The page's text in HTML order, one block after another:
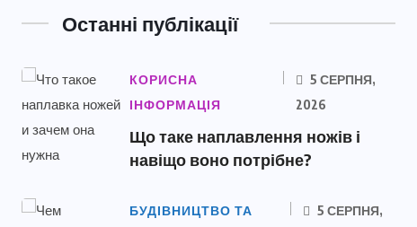
Останні публікації
КОРИСНА
ІНФОРМАЦІЯ
5 СЕРПНЯ,
2026
Що таке наплавлення ножів і
навіщо воно потрібне?
БУДІВНИЦТВО ТА
5 СЕРПНЯ,